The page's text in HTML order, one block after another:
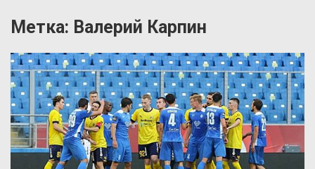
Метка: Валерий Карпин